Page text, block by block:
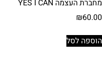
מחברת העצמה YES I CAN
₪60.00
הוספה לסל